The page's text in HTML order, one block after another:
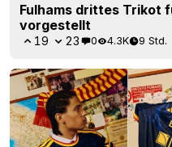
Fulhams drittes Trikot
vorgestellt
19 23 0 4.3K 9 Std.